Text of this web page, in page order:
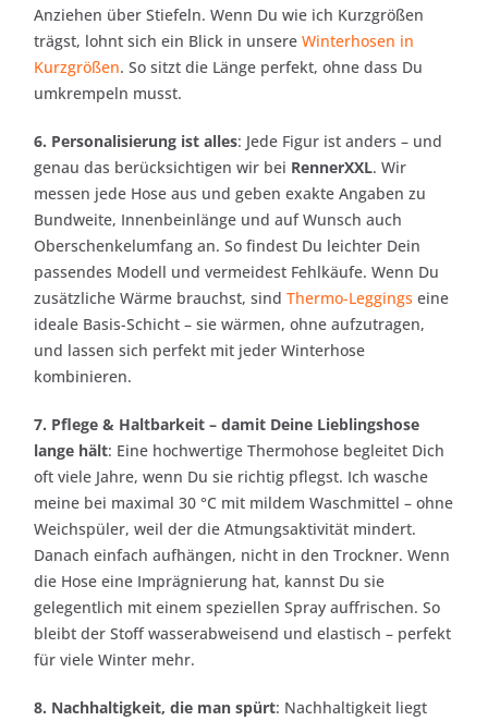
Anziehen über Stiefeln. Wenn Du wie ich Kurzgrößen
trägst, lohnt sich ein Blick in unsere Winterhosen in
Kurzgrößen. So sitzt die Länge perfekt, ohne dass Du
umkrempeln musst.
6. Personalisierung ist alles: Jede Figur ist anders – und
genau das berücksichtigen wir bei RennerXXL. Wir
messen jede Hose aus und geben exakte Angaben zu
Bundweite, Innenbeinlänge und auf Wunsch auch
Oberschenkelumfang an. So findest Du leichter Dein
passendes Modell und vermeidest Fehlkäufe. Wenn Du
zusätzliche Wärme brauchst, sind Thermo-Leggings eine
ideale Basis-Schicht – sie wärmen, ohne aufzutragen,
und lassen sich perfekt mit jeder Winterhose
kombinieren.
7. Pflege & Haltbarkeit – damit Deine Lieblingshose
lange hält: Eine hochwertige Thermohose begleitet Dich
oft viele Jahre, wenn Du sie richtig pflegst. Ich wasche
meine bei maximal 30 °C mit mildem Waschmittel – ohne
Weichspüler, weil der die Atmungsaktivität mindert.
Danach einfach aufhängen, nicht in den Trockner. Wenn
die Hose eine Imprägnierung hat, kannst Du sie
gelegentlich mit einem speziellen Spray auffrischen. So
bleibt der Stoff wasserabweisend und elastisch – perfekt
für viele Winter mehr.
8. Nachhaltigkeit, die man spürt: Nachhaltigkeit liegt